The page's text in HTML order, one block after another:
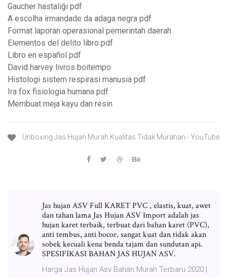
Gaucher hastalığı pdf
A escolha irmandade da adaga negra pdf
Format laporan operasional pemerintah daerah
Elementos del delito libro pdf
Libro en español pdf
David harvey livros boitempo
Histologi sistem respirasi manusia pdf
Ira fox fisiologia humana pdf
Membuat meja kayu dan resin
Unboxing Jas Hujan Murah Kualitas Tidak Murahan - YouTube
Jas hujan ASV Full KARET PVC , elastis, kuat, awet
dan tahan lama Jas Hujan ASV Import adalah jas
hujan karet terbaik, terbuat dari bahan karet (PVC),
anti tembus, anti bocor, sangat kuat dan tidak akan
sobek kecuali kena benda tajam dan sundutan api.
SPESIFIKASI BAHAN JAS HUJAN ASV.
Harga Jas Hujan Asv Bahan Murah Terbaru 2020 |